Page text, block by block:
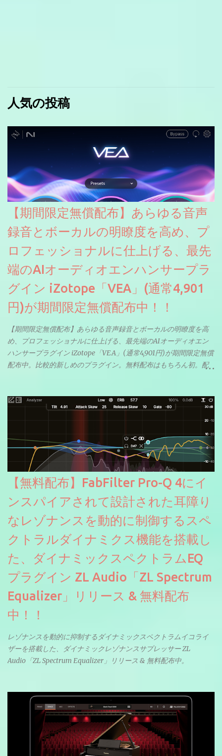
人気の投稿
【期間限定無償配布】あらゆる音声
録音とボーカルの明瞭度を高め、プ
ロフェッショナルに仕上げる、最先
端のAIオーディオエンハンサープラ
グイン iZotope「VEA」(通常4,901
円)が期間限定無償配布中！！
【期間限定無償配布】あらゆる音声録音とボーカルの明瞭度を高
め、プロフェッショナルに仕上げる、最先端のAIオーディオエン
ハンサープラグイン iZotope「VEA」(通常4,901円)が期間限定無償
配布中。比較的新しめのプラグイン。無料配布はもちろん初。配
【無料配布】FabFilter Pro-Q 4にイ
ンスパイアされて設計された耳障り
なレゾナンスを動的に制御するスペ
クトラルダイナミクス機能を搭載し
た、ダイナミックスペクトラムEQ
プラグイン ZL Audio「ZL Spectrum
Equalizer」リリース & 無料配布
中！！
レゾナンスを動的に抑制するダイナミックスペクトラムイコライ
ザーを搭載した、ダイナミックレゾナンスサプレッサー ZL
Audio「ZL Spectrum Equalizer」リリース & 無料配布中。